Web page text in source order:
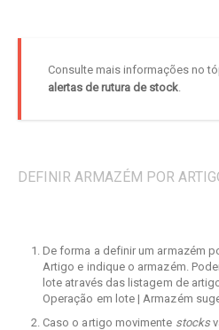
Consulte mais informações no
alertas de rutura de stock.
DEFINIR ARMAZÉM POR
De forma a definir um armazém
Artigo e indique o armazém.
lote através das listagem de
Operação em lote | Armazém
Caso o artigo movimente stocks